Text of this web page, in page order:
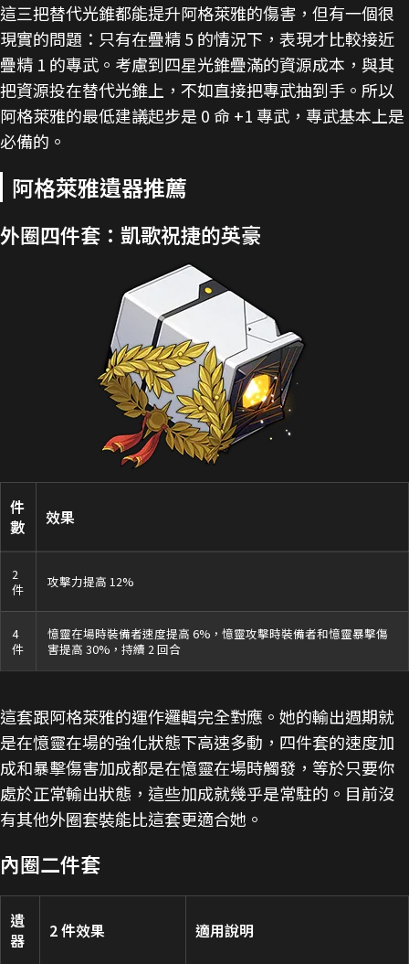
這三把替代光錐都能提升阿格萊雅的傷害，但有一個很
現實的問題：只有在疊精 5 的情況下，表現才比較接近
疊精 1 的專武。考慮到四星光錐疊滿的資源成本，與其
把資源投在替代光錐上，不如直接把專武抽到手。所以
阿格萊雅的最低建議起步是 0 命 +1 專武，專武基本上是
必備的。
阿格萊雅遺器推薦
外圈四件套：凱歌祝捷的英豪
件
數
效果
2
件
攻擊力提高 12%
4
件
憶靈在場時裝備者速度提高 6%，憶靈攻擊時裝備者和憶靈暴擊傷
害提高 30%，持續 2 回合
這套跟阿格萊雅的運作邏輯完全對應。她的輸出週期就
是在憶靈在場的強化狀態下高速多動，四件套的速度加
成和暴擊傷害加成都是在憶靈在場時觸發，等於只要你
處於正常輸出狀態，這些加成就幾乎是常駐的。目前沒
有其他外圈套裝能比這套更適合她。
內圈二件套
遺
器
2 件效果 適用說明